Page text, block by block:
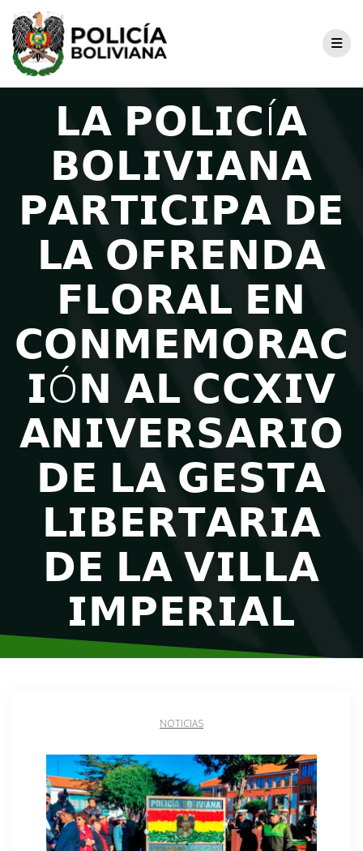
𝗟𝗔 𝗣𝗢𝗟𝗜𝗖Í𝗔
𝗕𝗢𝗟𝗜𝗩𝗜𝗔𝗡𝗔
𝗣𝗔𝗥𝗧𝗜𝗖𝗜𝗣𝗔 𝗗𝗘
𝗟𝗔 𝗢𝗙𝗥𝗘𝗡𝗗𝗔
𝗙𝗟𝗢𝗥𝗔𝗟 𝗘𝗡
𝗖𝗢𝗡𝗠𝗘𝗠𝗢𝗥𝗔𝗖
𝗜Ó𝗡 𝗔𝗟 𝗖𝗖𝗫𝗜𝗩
𝗔𝗡𝗜𝗩𝗘𝗥𝗦𝗔𝗥𝗜𝗢
𝗗𝗘 𝗟𝗔 𝗚𝗘𝗦𝗧𝗔
𝗟𝗜𝗕𝗘𝗥𝗧𝗔𝗥𝗜𝗔
𝗗𝗘 𝗟𝗔 𝗩𝗜𝗟𝗟𝗔
𝗜𝗠𝗣𝗘𝗥𝗜𝗔𝗟
NOTICIAS